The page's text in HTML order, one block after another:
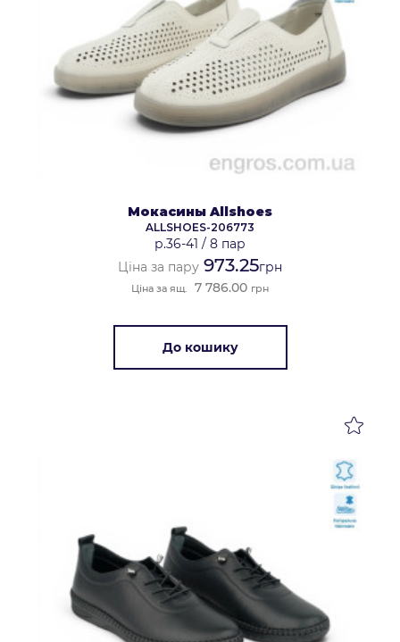
Мокасины Allshoes
ALLSHOES-206773
р.36-41 / 8 пар
Ціна за пару 973.25грн
Ціна за ящ. 7 786.00 грн
До кошику